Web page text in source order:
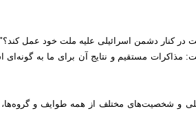
در کنار دشمن اسرائیلی علیه ملت خود عمل کند؟"
مذاکرات مستقیم و نتایج آن برای ما به
ملی و شخصیت‌های مختلف از همه طوایف و